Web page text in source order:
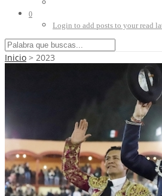
0
Login to add posts to your read
Inicio > 2023